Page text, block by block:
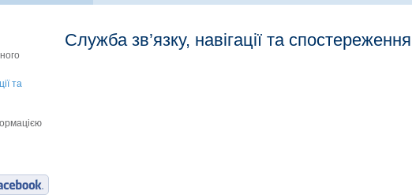
та
Служба зв’язку, навігації та спостереження